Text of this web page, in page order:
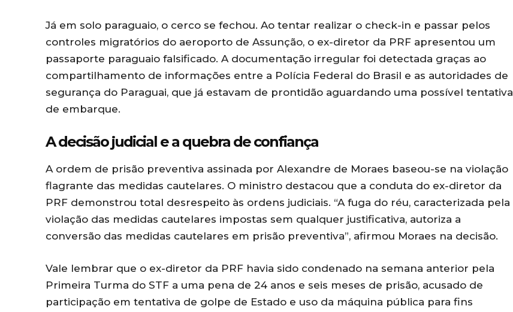
Já em solo paraguaio, o cerco se fechou. Ao tentar realizar o check-in e passar pelos
controles migratórios do aeroporto de Assunção, o ex-diretor da PRF apresentou um
passaporte paraguaio falsificado. A documentação irregular foi detectada graças ao
compartilhamento de informações entre a Polícia Federal do Brasil e as autoridades de
segurança do Paraguai, que já estavam de prontidão aguardando uma possível tentativa
de embarque.
A decisão judicial e a quebra de confiança
A ordem de prisão preventiva assinada por Alexandre de Moraes baseou-se na violação
flagrante das medidas cautelares. O ministro destacou que a conduta do ex-diretor da
PRF demonstrou total desrespeito às ordens judiciais. “A fuga do réu, caracterizada pela
violação das medidas cautelares impostas sem qualquer justificativa, autoriza a
conversão das medidas cautelares em prisão preventiva”, afirmou Moraes na decisão.
Vale lembrar que o ex-diretor da PRF havia sido condenado na semana anterior pela
Primeira Turma do STF a uma pena de 24 anos e seis meses de prisão, acusado de
participação em tentativa de golpe de Estado e uso da máquina pública para fins